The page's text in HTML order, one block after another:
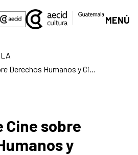
MENÚ
Cine sobre
y